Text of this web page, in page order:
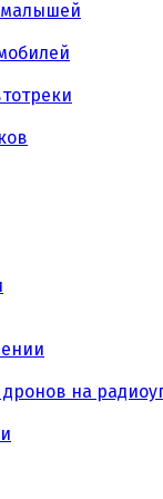
малышей
на